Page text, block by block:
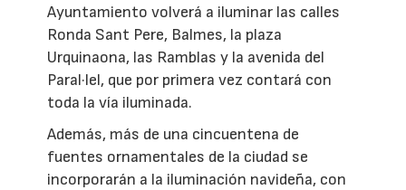
Ayuntamiento volverá a iluminar las calles
Ronda Sant Pere, Balmes, la plaza
Urquinaona, las Ramblas y la avenida del
Paral·lel, que por primera vez contará con
toda la vía iluminada.
Además, más de una cincuentena de
fuentes ornamentales de la ciudad se
incorporarán a la iluminación navideña, con